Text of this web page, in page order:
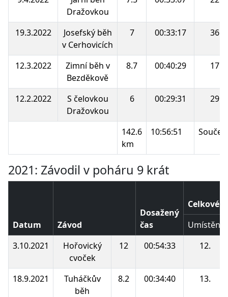
Dražovkou
19.3.2022
Josefský běh
v Cerhovicích
7 00:33:17 36.
12.3.2022
Zimní běh v
Bezděkově
8.7 00:40:29 17.
12.2.2022
S čelovkou
Dražovkou
6 00:29:31 29.
142.6
km
10:56:51 Součet
2021: Závodil v poháru 9 krát
Datum Závod
Dosažený
čas
Celkové
Umístění
3.10.2021
Hořovický
cvoček
12 00:54:33 12.
18.9.2021
Tuháčkův
běh
8.2 00:34:40 13.